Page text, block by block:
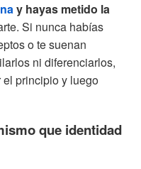
y hayas metido la
Si nunca habías
o te suenan
ni diferenciarlos,
el principio y luego
que identidad